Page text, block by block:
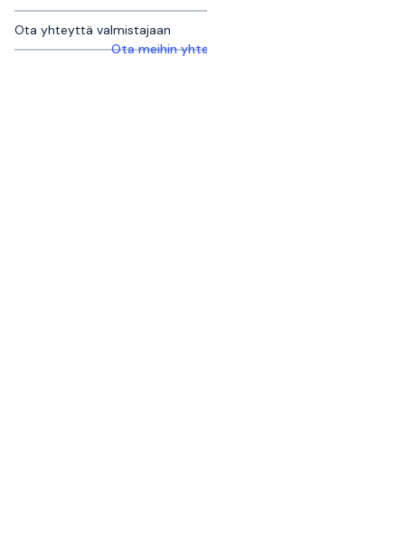
Ota yhteyttä valmistajaan
Ota meihin yhteyttä saadaksesi lisätietoja